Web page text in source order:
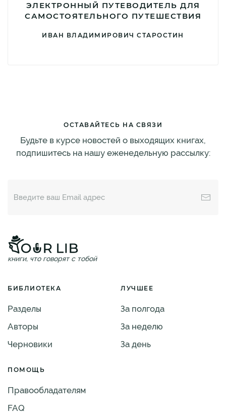
ЭЛЕКТРОННЫЙ ПУТЕВОДИТЕЛЬ ДЛЯ
САМОСТОЯТЕЛЬНОГО ПУТЕШЕСТВИЯ
ИВАН ВЛАДИМИРОВИЧ СТАРОСТИН
ОСТАВАЙТЕСЬ НА СВЯЗИ
Будьте в курсе новостей о выходящих книгах,
подпишитесь на нашу еженедельную рассылку:
книги, что говорят с тобой
БИБЛИОТЕКА
Разделы
Авторы
Черновики
ЛУЧШЕЕ
За полгода
За неделю
За день
ПОМОЩЬ
Правообладателям
FAQ